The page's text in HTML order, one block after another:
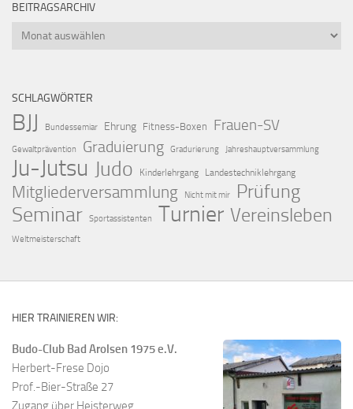
BEITRAGSARCHIV
Beitragsarchiv
SCHLAGWÖRTER
BJJ Bundessemiar Ehrung Fitness-Boxen Frauen-SV
Gewaltprävention Graduierung Gradurierung Jahreshauptversammlung
Ju-Jutsu Judo Kinderlehrgang Landestechniklehrgang
Mitgliederversammlung Nicht mit mir Prüfung
Seminar Sportassistenten Turnier Vereinsleben
Weltmeisterschaft
HIER TRAINIEREN WIR:
Budo-Club Bad Arolsen 1975 e.V.
Herbert-Frese Dojo
Prof.-Bier-Straße 27